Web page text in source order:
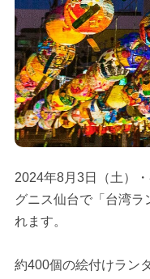
2024年8月3日（土）
グニス仙台で「台湾ラ
れます。
約400個の絵付けラン